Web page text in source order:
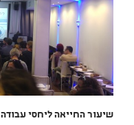
שיעור החייאה ליחסי עבודה